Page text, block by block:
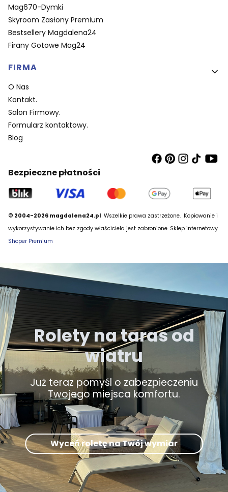
Mag670-Dymki
Skyroom Zasłony Premium
Bestsellery Magdalena24
Firany Gotowe Mag24
FIRMA
O Nas
Kontakt.
Salon Firmowy.
Formularz kontaktowy.
Blog
Bezpieczne płatności
© 2004-2026 magdalena24.pl Wszelkie prawa zastrzeżone. Kopiowanie i
wykorzystywanie ich bez zgody właściciela jest zabronione. Sklep internetowy
Shoper Premium
Rolety na taras od
wiatru
Już teraz pomyśl o zabezpieczeniu
Twojego miejsca komfortu.
Wyceń roletę na Twój wymiar